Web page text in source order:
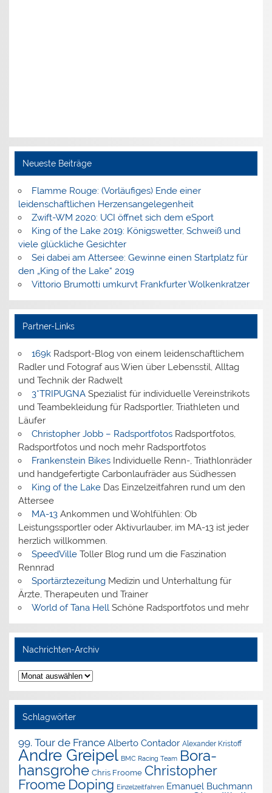
Neueste Beiträge
Flamme Rouge: (Vorläufiges) Ende einer
leidenschaftlichen Herzensangelegenheit
Zwift-WM 2020: UCI öffnet sich dem eSport
King of the Lake 2019: Königswetter, Schweiß und
viele glückliche Gesichter
Sei dabei am Attersee: Gewinne einen Startplatz für
den „King of the Lake“ 2019
Vittorio Brumotti umkurvt Frankfurter Wolkenkratzer
Partner-Links
169kRadsport-Blog von einem leidenschaftlichem
Radler und Fotograf aus Wien über Lebensstil, Alltag
und Technik der Radwelt
3*TRIPUGNASpezialist für individuelle Vereinstrikots
und Teambekleidung für Radsportler, Triathleten und
Läufer
Christopher Jobb – RadsportfotosRadsportfotos,
Radsportfotos und noch mehr Radsportfotos
Frankenstein BikesIndividuelle Renn-, Triathlonräder
und handgefertigte Carbonlaufräder aus Südhessen
King of the LakeDas Einzelzeitfahren rund um den
Attersee
MA-13Ankommen und Wohlfühlen: Ob
Leistungssportler oder Aktivurlauber, im MA-13 ist jeder
herzlich willkommen.
SpeedVilleToller Blog rund um die Faszination
Rennrad
SportärztezeitungMedizin und Unterhaltung für
Ärzte, Therapeuten und Trainer
World of Tana HellSchöne Radsportfotos und mehr
Nachrichten-Archiv
Nachrichten-
Archiv
Schlagwörter
99. Tour de France Alberto Contador Alexander Kristoff
Andre Greipel BMC Racing Team Bora-
hansgrohe Chris Froome Christopher
Froome Doping Einzelzeitfahren Emanuel Buchmann